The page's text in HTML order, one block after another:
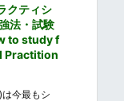
クティシ
法・試験
to study f
Practition
今最もシ